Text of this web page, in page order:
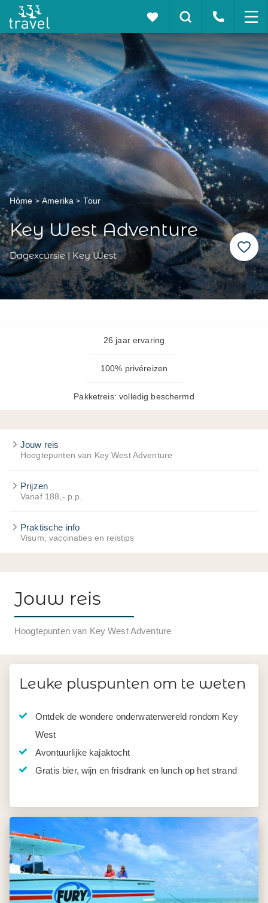
Home Amerika Tour
Key West Adventure
Dagexcursie | Key West
26 jaar ervaring
100% privéreizen
Pakketreis: volledig beschermd
Jouw reis
Hoogtepunten van Key West Adventure
Prijzen
Vanaf 188,- p.p.
Praktische info
Visum, vaccinaties en reistips
Jouw reis
Hoogtepunten van Key West Adventure
Leuke pluspunten om te weten
Ontdek de wondere onderwaterwereld rondom Key
West
Avontuurlijke kajaktocht
Gratis bier, wijn en frisdrank en lunch op het strand